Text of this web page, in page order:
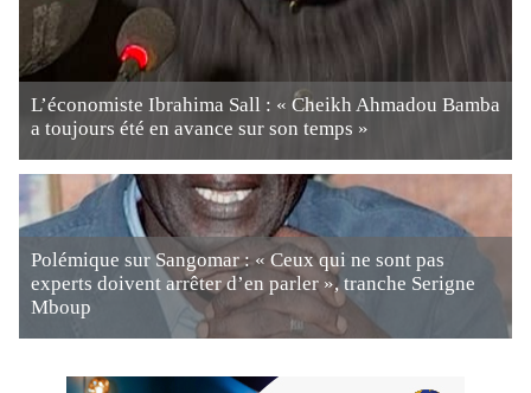
L’économiste Ibrahima Sall : « Cheikh Ahmadou Bamba
a toujours été en avance sur son temps »
Polémique sur Sangomar : « Ceux qui ne sont pas
experts doivent arrêter d’en parler », tranche Serigne
Mboup